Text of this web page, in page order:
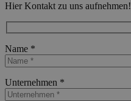
Hier Kontakt zu uns aufnehmen!
Name *
Unternehmen *